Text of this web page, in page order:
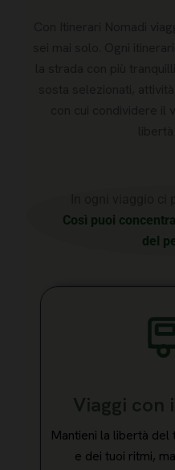
Così puoi
del
Viaggi con
Mantieni la libertà del
e dei tuoi ritmi,